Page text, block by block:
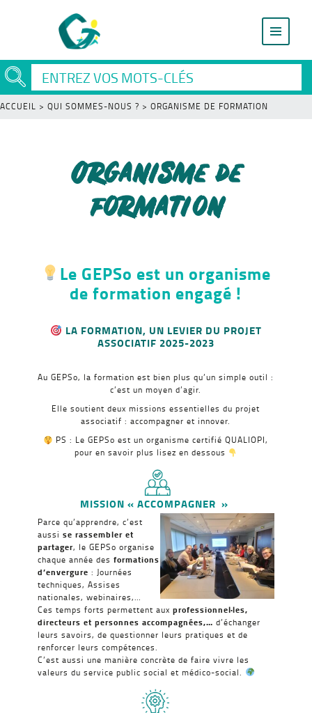
ACCUEIL > QUI SOMMES-NOUS ? > ORGANISME DE FORMATION
Organisme de
formation
Le GEPSo est un organisme
de formation engagé !
LA FORMATION, UN LEVIER DU PROJET
ASSOCIATIF 2025-2023
Au GEPSo, la formation est bien plus qu’un simple outil :
c’est un moyen d’agir.
Elle soutient deux missions essentielles du projet
associatif : accompagner et innover.
PS : Le GEPSo est un organisme certifié QUALIOPI,
pour en savoir plus lisez en dessous
MISSION « ACCOMPAGNER »
Parce qu’apprendre, c’est
aussi se rassembler et
partager, le GEPSo organise
chaque année des formations
d’envergure : Journées
techniques, Assises
nationales, webinaires,…
Ces temps forts permettent aux professionnel·les,
directeurs et personnes accompagnées,… d’échanger
leurs savoirs, de questionner leurs pratiques et de
renforcer leurs compétences.
C’est aussi une manière concrète de faire vivre les
valeurs du service public social et médico-social.